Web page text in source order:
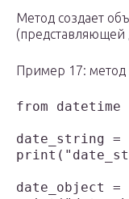
Метод создает
(представляющей
Пример 17:
from datetime
date_string =
date_object =